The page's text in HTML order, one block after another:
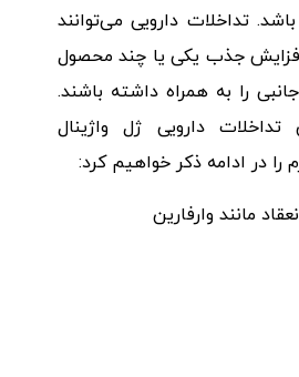
تداخلات دارویی می‌توانند
جذب یکی یا چند محصول
را به همراه داشته باشند.
تداخلات دارویی ژل واژینال
را در ادامه ذکر خواهیم کرد:
مانند وارفارین